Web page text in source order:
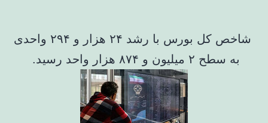
شاخص کل بورس با رشد ۲۴ هزار و ۲۹۴ واحدی
به سطح ۲ میلیون و ۸۷۴ هزار واحد رسید.